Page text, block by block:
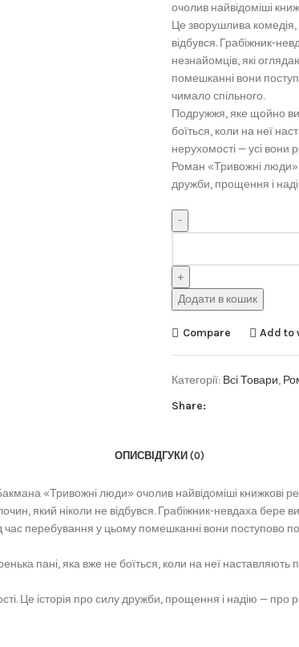
очолив найвідоміші
Це зворушлива комедія,
відбувся. Грабіжник-
незнайомців, які
помешканні вони
чимало спільного.
Подружжя, яке щойно
боїться, коли на неї
нерухомості — усі вони
Роман «Тривожні люди»
дружби, прощення і
Додати в кошик
Compare Add to
Категорії: Всі Товари,
Share:
ОПИСВІДГУКИ (0)
«Тривожні люди» очолив найвідоміші книжкові
який ніколи не відбувся. Грабіжник-невдаха бере
час перебування у цьому помешканні вони поступово
пані, яка вже не боїться, коли на неї наставляють
Це історія про силу дружби, прощення і надію — про